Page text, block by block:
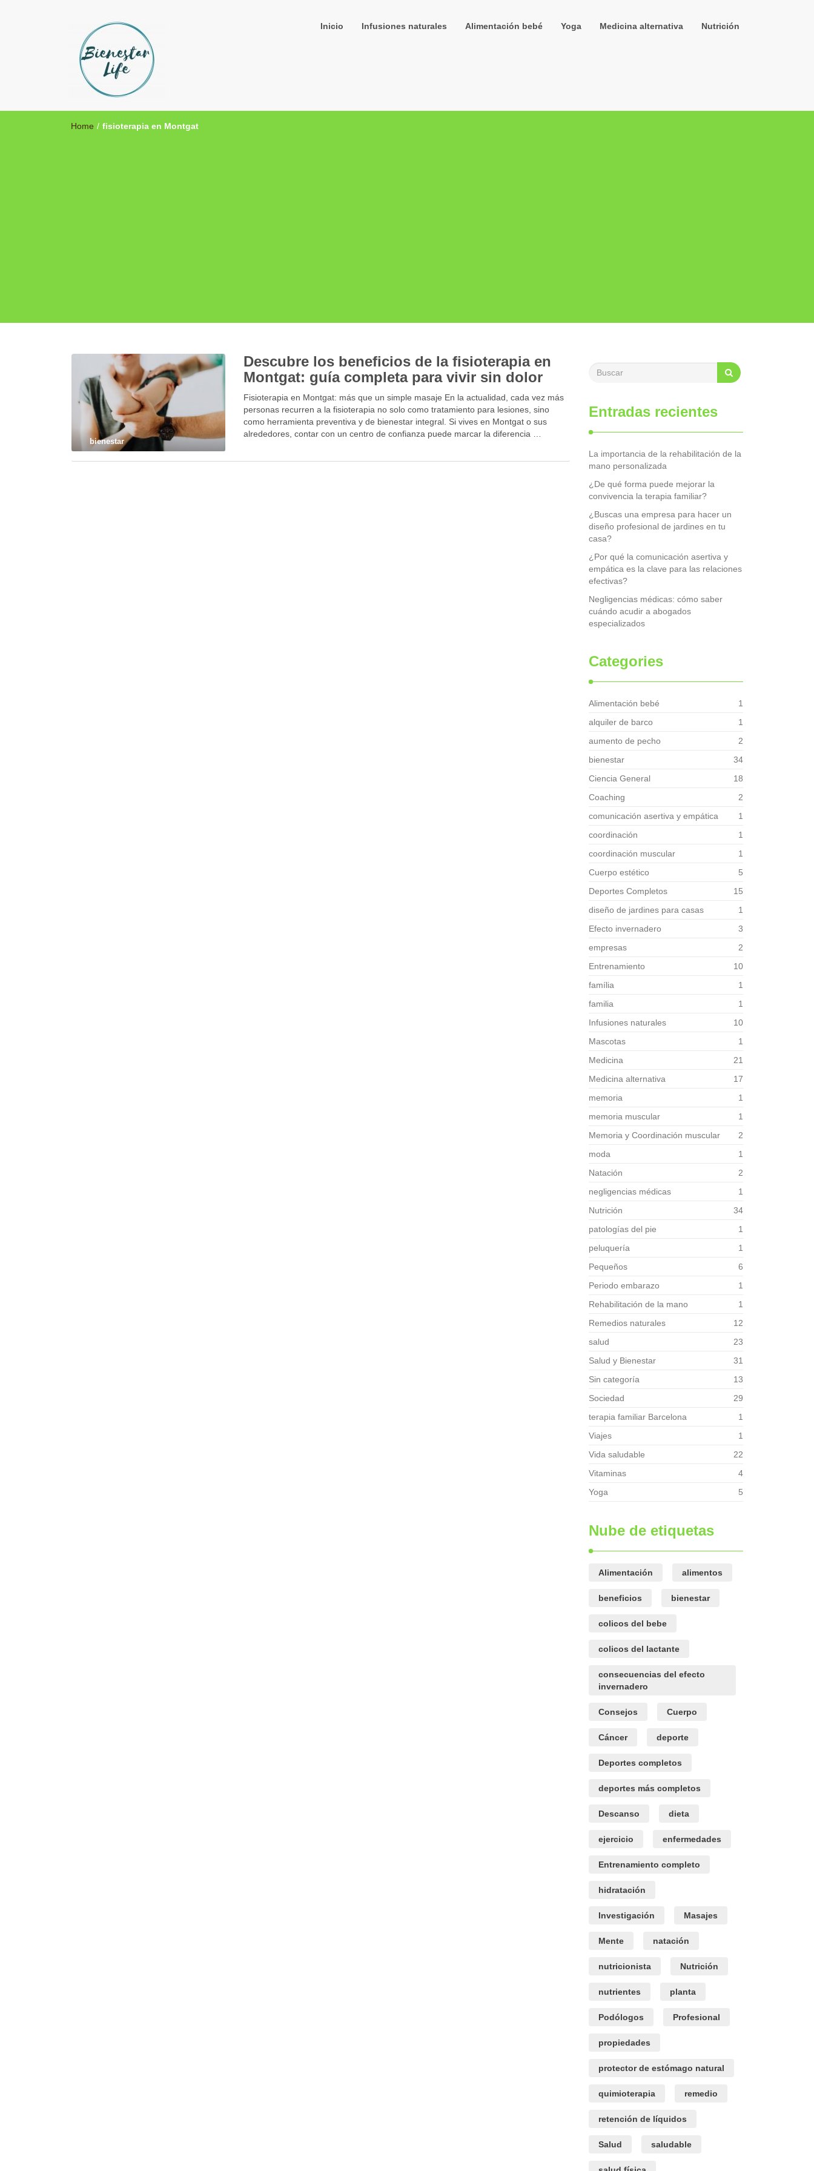
Inicio Infusiones naturales Alimentación bebé Yoga Medicina alternativa Nutrición
Home / fisioterapia en Montgat
bienestar
Descubre los beneficios de la fisioterapia en
Montgat: guía completa para vivir sin dolor
Fisioterapia en Montgat: más que un simple masaje En la actualidad, cada vez más
personas recurren a la fisioterapia no solo como tratamiento para lesiones, sino
como herramienta preventiva y de bienestar integral. Si vives en Montgat o sus
alrededores, contar con un centro de confianza puede marcar la diferencia …
Entradas recientes
La importancia de la rehabilitación de la
mano personalizada
¿De qué forma puede mejorar la
convivencia la terapia familiar?
¿Buscas una empresa para hacer un
diseño profesional de jardines en tu
casa?
¿Por qué la comunicación asertiva y
empática es la clave para las relaciones
efectivas?
Negligencias médicas: cómo saber
cuándo acudir a abogados
especializados
Categories
Alimentación bebé
1
alquiler de barco
1
aumento de pecho
2
bienestar
34
Ciencia General
18
Coaching
2
comunicación asertiva y empática
1
coordinación
1
coordinación muscular
1
Cuerpo estético
5
Deportes Completos
15
diseño de jardines para casas
1
Efecto invernadero
3
empresas
2
Entrenamiento
10
família
1
familia
1
Infusiones naturales
10
Mascotas
1
Medicina
21
Medicina alternativa
17
memoria
1
memoria muscular
1
Memoria y Coordinación muscular
2
moda
1
Natación
2
negligencias médicas
1
Nutrición
34
patologías del pie
1
peluquería
1
Pequeños
6
Periodo embarazo
1
Rehabilitación de la mano
1
Remedios naturales
12
salud
23
Salud y Bienestar
31
Sin categoría
13
Sociedad
29
terapia familiar Barcelona
1
Viajes
1
Vida saludable
22
Vitaminas
4
Yoga
5
Nube de etiquetas
Alimentación alimentos
beneficios bienestar
colicos del bebe
colicos del lactante
consecuencias del efecto
invernadero
Consejos Cuerpo
Cáncer deporte
Deportes completos
deportes más completos
Descanso dieta
ejercicio enfermedades
Entrenamiento completo
hidratación
Investigación Masajes
Mente natación
nutricionista Nutrición
nutrientes planta
Podólogos Profesional
propiedades
protector de estómago natural
quimioterapia remedio
retención de líquidos
Salud saludable